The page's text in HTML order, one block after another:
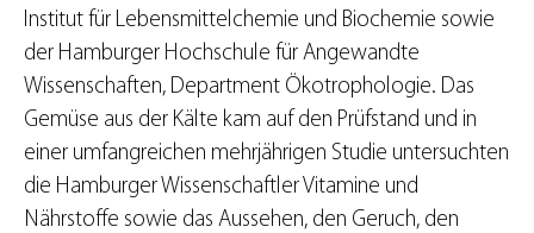
Institut für Lebensmittelchemie und Biochemie sowie
der Hamburger Hochschule für Angewandte
Wissenschaften, Department Ökotrophologie. Das
Gemüse aus der Kälte kam auf den Prüfstand und in
einer umfangreichen mehrjährigen Studie untersuchten
die Hamburger Wissenschaftler Vitamine und
Nährstoffe sowie das Aussehen, den Geruch, den